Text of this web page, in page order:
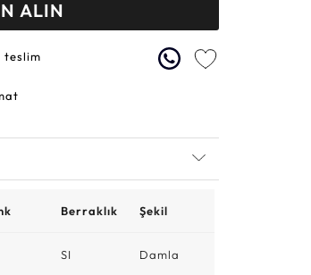
SATIN ALIN
teslim
Berraklık Şekil
SI Damla